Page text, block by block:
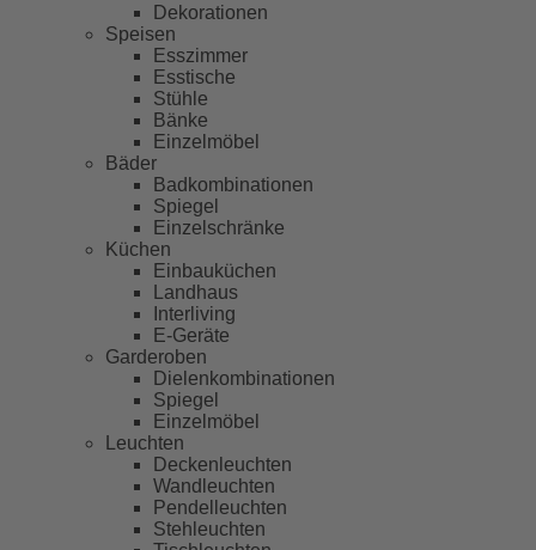
Dekorationen
Speisen
Esszimmer
Esstische
Stühle
Bänke
Einzelmöbel
Bäder
Badkombinationen
Spiegel
Einzelschränke
Küchen
Einbauküchen
Landhaus
Interliving
E-Geräte
Garderoben
Dielenkombinationen
Spiegel
Einzelmöbel
Leuchten
Deckenleuchten
Wandleuchten
Pendelleuchten
Stehleuchten